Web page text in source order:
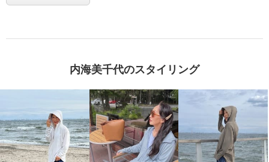
内海美千代のスタイリング